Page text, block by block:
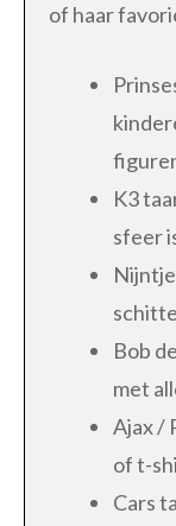
of haar
K3
sfeer
Bob
met
Ajax /
of t-
Cars